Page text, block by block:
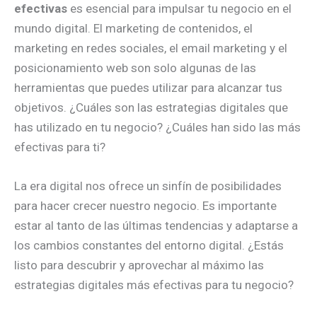
efectivas es esencial para impulsar tu negocio en el
mundo digital. El marketing de contenidos, el
marketing en redes sociales, el email marketing y el
posicionamiento web son solo algunas de las
herramientas que puedes utilizar para alcanzar tus
objetivos. ¿Cuáles son las estrategias digitales que
has utilizado en tu negocio? ¿Cuáles han sido las más
efectivas para ti?
La era digital nos ofrece un sinfín de posibilidades
para hacer crecer nuestro negocio. Es importante
estar al tanto de las últimas tendencias y adaptarse a
los cambios constantes del entorno digital. ¿Estás
listo para descubrir y aprovechar al máximo las
estrategias digitales más efectivas para tu negocio?